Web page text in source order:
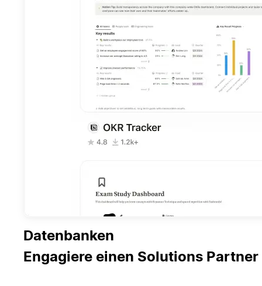
Datenbanken
Engagiere einen Solutions Partner